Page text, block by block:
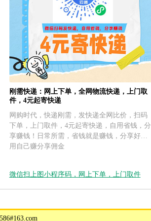
刚需快递：网上下单，全网物流快递，上门取
件，4元起寄快递
网购时代，快递刚需，发快递全网比价，扫码
下单，上门取件，4元起寄快递，自用省钱，分
享赚钱！日常所需，省钱就是赚钱，分享好友
用自己赚分享佣金
微信扫上图小程序码，网上下单，上门取件